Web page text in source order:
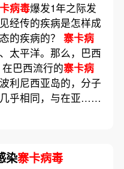
病毒爆发1年之际发
经传的疾病是怎样成
的疾病的？ 寨卡病
太平洋。那么，巴西
巴西流行的寨卡病
利尼西亚岛的，分子
乎相同，与在亚……
染寨卡病毒